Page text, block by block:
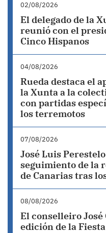
02/08/2026
El delegado de la
reunió con el
Cinco Hispanos
04/08/2026
Rueda destaca el
la Xunta a la
con partidas
los terremotos
07/08/2026
José Luis
seguimiento de la
de Canarias tras
08/08/2026
El conselleiro José
edición de la